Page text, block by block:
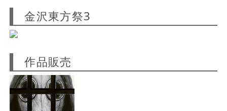
金沢東方祭3
作品販売